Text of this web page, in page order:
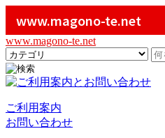
www.magono-te.net
www.magono-te.net
ご利用案内
お問い合わせ